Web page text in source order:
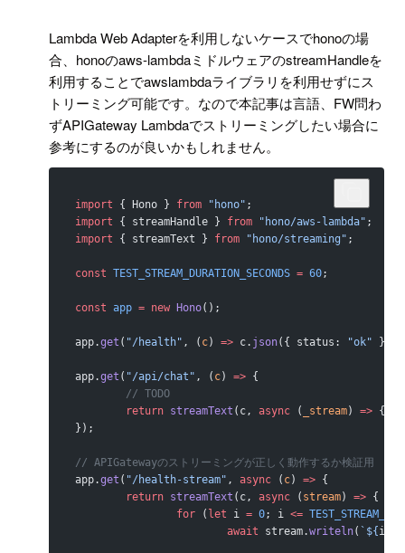
Lambda Web Adapterを利用しないケースでhonoの場
合、honoのaws-lambdaミドルウェアのstreamHandleを
利用することでawslambdaライブラリを利用せずにス
トリーミング可能です。なので本記事は言語、FW問わ
ずAPIGateway Lambdaでストリーミングしたい場合に
参考にするのが良いかもしれません。
import { Hono } from "hono" ;
import { streamHandle } from "hono/aws-lambda" ;
import { streamText } from "hono/streaming" ;
const TEST_STREAM_DURATION_SECONDS = 60;
const app = new Hono();
app.get ( "/health" , ( c) => c. json({ status: "ok" }));
app.get ( "/api/chat" , ( c) => {
	// TODO
	return
streamText (c, async ( _stream) => {});
});
// APIGatewayのストリーミングが正しく動作するか検証用
app.get ( "/health-stream" , async ( c) => {
	return
streamText (c, async ( stream) => {
		for
( let i = 0; i <=
			await
stream.writeln( `${ i